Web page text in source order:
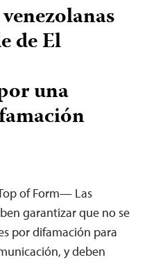
de El
una
of Form— Las
garantizar que no se
por difamación para
y deben